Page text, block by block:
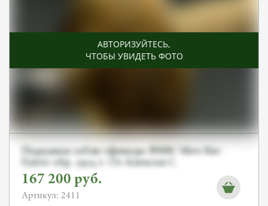
АВТОРИЗУЙТЕСЬ,
ЧТОБЫ УВИДЕТЬ ФОТО
Парадная сабля офицера ВМФ/ Меч Кю-
Гунто обр .1914 г. От Алексея С.
167 200 руб.
Артикул: 2411